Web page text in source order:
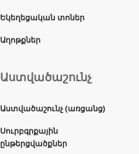
Եկեղեցական տոներ
Աղոթքներ
Աստվածաշունչ
Աստվածաշունչ (առցանց)
Սուրբգրքային
ընթերցվածքներ